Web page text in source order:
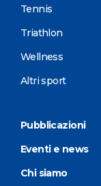
Tennis
Triathlon
Wellness
Altri sport
Pubblicazioni
Eventi e news
Chi siamo